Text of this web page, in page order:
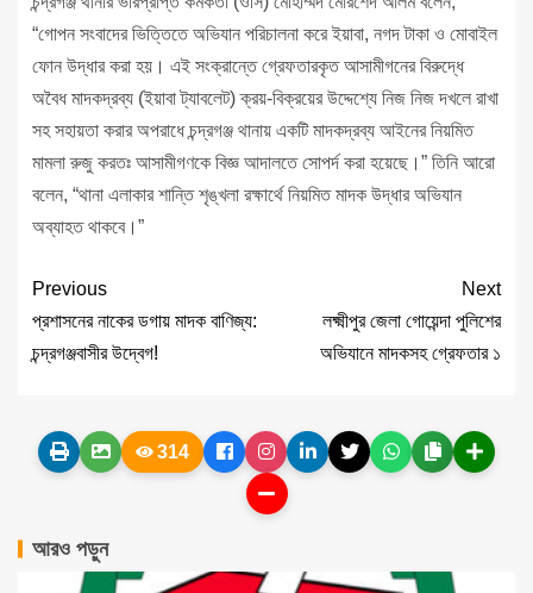
“গোপন সংবাদের ভিত্তিতে অভিযান পরিচালনা করে ইয়াবা, নগদ টাকা ও মোবাইল
ফোন উদ্ধার করা হয়। এই সংক্রান্তে গ্রেফতারকৃত আসামীগনের বিরুদ্ধে
অবৈধ মাদকদ্রব্য (ইয়াবা ট্যাবলেট) ক্রয়-বিক্রয়ের উদ্দেশ্যে নিজ নিজ দখলে রাখা
সহ সহায়তা করার অপরাধে চন্দ্রগঞ্জ থানায় একটি মাদকদ্রব্য আইনের নিয়মিত
মামলা রুজু করতঃ আসামীগণকে বিজ্ঞ আদালতে সোপর্দ করা হয়েছে।” তিনি আরো
বলেন, “থানা এলাকার শান্তি শৃঙ্খলা রক্ষার্থে নিয়মিত মাদক উদ্ধার অভিযান
অব্যাহত থাকবে।”
Previous
প্রশাসনের নাকের ডগায় মাদক বাণিজ্য:
চন্দ্রগঞ্জবাসীর উদ্বেগ!
Next
লক্ষ্মীপুর জেলা গোয়েন্দা পুলিশের
অভিযানে মাদকসহ গ্রেফতার ১
314
আরও পড়ুন